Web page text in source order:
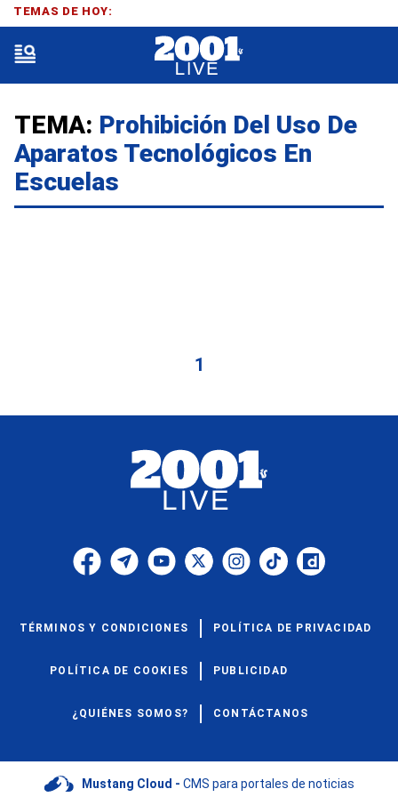
TEMA: Prohibición Del Uso De
Aparatos Tecnológicos En
Escuelas
1
TÉRMINOS Y CONDICIONES POLÍTICA DE PRIVACIDAD
POLÍTICA DE COOKIES PUBLICIDAD
¿QUIÉNES SOMOS? CONTÁCTANOS
Mustang Cloud - CMS para portales de noticias
TEMAS DE HOY: